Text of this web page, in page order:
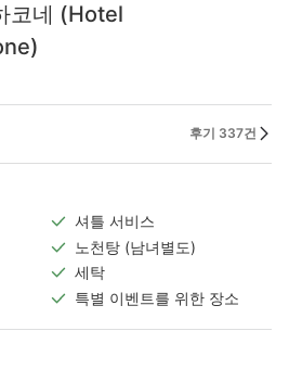
코네 (Hotel
후기 337건
셔틀 서비스
노천탕 (남녀별도)
세탁
특별 이벤트를 위한 장소